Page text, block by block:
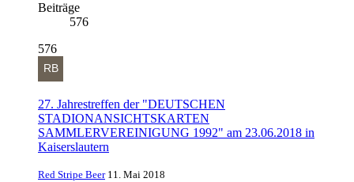
Beiträge
576
576
27. Jahrestreffen der "DEUTSCHEN
STADIONANSICHTSKARTEN
SAMMLERVEREINIGUNG 1992" am 23.06.2018 in
Kaiserslautern
Red Stripe Beer 11. Mai 2018